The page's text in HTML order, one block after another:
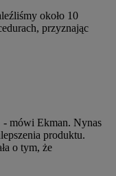
około 10
przyznając
- mówi Ekman. Nynas
produktu.
o tym, że